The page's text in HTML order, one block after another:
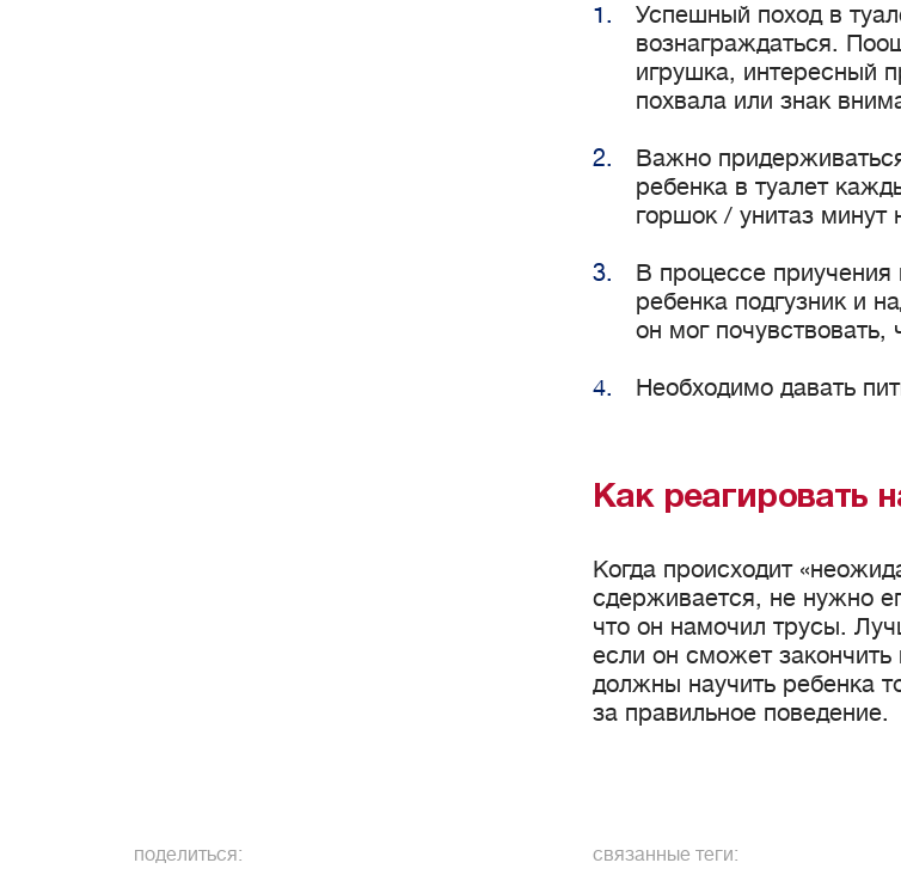
Успешный поход в
вознаграждаться.
игрушка, интересный
похвала или знак
Важно
ребенка в туалет
горшок / унитаз минут
В процессе
ребенка подгузник и
он мог почувствовать,
Необходимо давать
Как реагировать
Когда происходит
сдерживается, не нужно
что он намочил трусы.
если он сможет
должны научить ребенка
за правильное поведение.
поделиться: связанные теги: